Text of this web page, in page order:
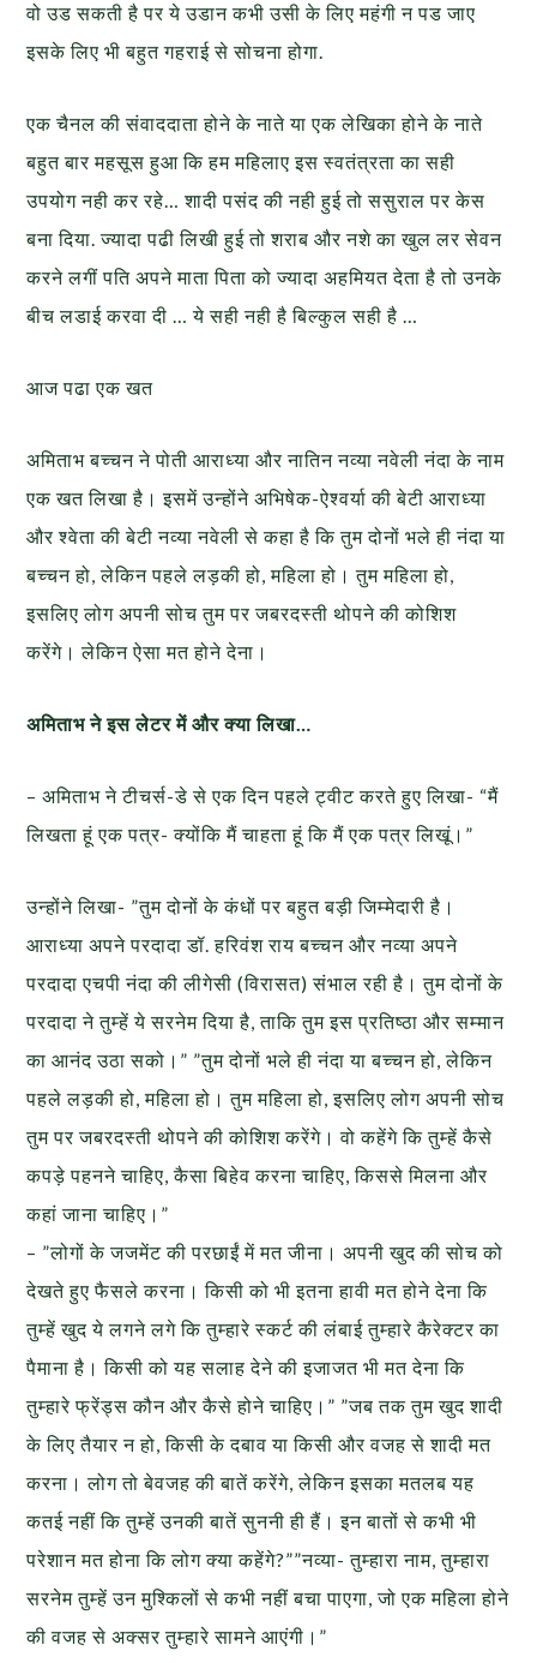
वो उड सकती है पर ये उडान कभी उसी के लिए महंगी न पड जाए
इसके लिए भी बहुत गहराई से सोचना होगा.
एक चैनल की संवाददाता होने के नाते या एक लेखिका होने के नाते
बहुत बार महसूस हुआ कि हम महिलाए इस स्वतंत्रता का सही
उपयोग नही कर रहे… शादी पसंद की नही हुई तो ससुराल पर केस
बना दिया. ज्यादा पढी लिखी हुई तो शराब और नशे का खुल लर सेवन
करने लगीं पति अपने माता पिता को ज्यादा अहमियत देता है तो उनके
बीच लडाई करवा दी … ये सही नही है बिल्कुल सही है …
आज पढा एक खत
अमिताभ बच्चन ने पोती आराध्या और नातिन नव्या नवेली नंदा के नाम
एक खत लिखा है। इसमें उन्होंने अभिषेक-ऐश्वर्या की बेटी आराध्या
और श्वेता की बेटी नव्या नवेली से कहा है कि तुम दोनों भले ही नंदा या
बच्चन हो, लेकिन पहले लड़की हो, महिला हो। तुम महिला हो,
इसलिए लोग अपनी सोच तुम पर जबरदस्ती थोपने की कोशिश
करेंगे। लेकिन ऐसा मत होने देना।
अमिताभ ने इस लेटर में और क्या लिखा…
– अमिताभ ने टीचर्स-डे से एक दिन पहले ट्वीट करते हुए लिखा- “मैं
लिखता हूं एक पत्र- क्योंकि मैं चाहता हूं कि मैं एक पत्र लिखूं।”
उन्होंने लिखा- ”तुम दोनों के कंधों पर बहुत बड़ी जिम्मेदारी है।
आराध्या अपने परदादा डॉ. हरिवंश राय बच्चन और नव्या अपने
परदादा एचपी नंदा की लीगेसी (विरासत) संभाल रही है। तुम दोनों के
परदादा ने तुम्हें ये सरनेम दिया है, ताकि तुम इस प्रतिष्ठा और सम्मान
का आनंद उठा सको।” ”तुम दोनों भले ही नंदा या बच्चन हो, लेकिन
पहले लड़की हो, महिला हो। तुम महिला हो, इसलिए लोग अपनी सोच
तुम पर जबरदस्ती थोपने की कोशिश करेंगे। वो कहेंगे कि तुम्हें कैसे
कपड़े पहनने चाहिए, कैसा बिहेव करना चाहिए, किससे मिलना और
कहां जाना चाहिए।”
– ”लोगों के जजमेंट की परछाईं में मत जीना। अपनी खुद की सोच को
देखते हुए फैसले करना। किसी को भी इतना हावी मत होने देना कि
तुम्हें खुद ये लगने लगे कि तुम्हारे स्कर्ट की लंबाई तुम्हारे कैरेक्टर का
पैमाना है। किसी को यह सलाह देने की इजाजत भी मत देना कि
तुम्हारे फ्रेंड्स कौन और कैसे होने चाहिए।” ”जब तक तुम खुद शादी
के लिए तैयार न हो, किसी के दबाव या किसी और वजह से शादी मत
करना। लोग तो बेवजह की बातें करेंगे, लेकिन इसका मतलब यह
कतई नहीं कि तुम्हें उनकी बातें सुननी ही हैं। इन बातों से कभी भी
परेशान मत होना कि लोग क्या कहेंगे?””नव्या- तुम्हारा नाम, तुम्हारा
सरनेम तुम्हें उन मुश्किलों से कभी नहीं बचा पाएगा, जो एक महिला होने
की वजह से अक्सर तुम्हारे सामने आएंगी।”